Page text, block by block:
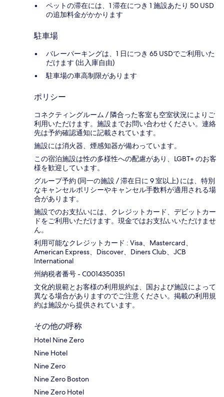
ペットの滞在には、1 滞在につき 1 施設あたり 50 USD
の追加料金がかかります
駐車場
バレーパーキングは、1 日につき 65 USDでご利用いた
だけます (出入庫自由)
駐車場の車高制限があります
ポリシー
コネクティングルーム / 隣合った客室も空室状況によりご
利用いただけます。施設までお問い合わせください。連絡
先は予約確認通知に記載されています。
施設には消火器、煙感知器が備わっています。
この宿泊施設は性の多様性への配慮があり、LGBT+ のお客
様を歓迎しています。
グループ予約 (同一の施設 / 滞在日に 9 室以上) には、特別
なキャンセルポリシーやキャンセル手数料が適用される場
合があります。
施設でのお支払いには、クレジットカード、デビットカー
ドをご利用いただけます。現金ではお支払いいただけませ
ん。
利用可能なクレジットカード : Visa、Mastercard、
American Express、Discover、Diners Club、JCB
International
州納税者番号 - C0014350351
文化的規範とお客様の利用規約は、国および施設によって
異なる場合がありますのでご注意ください。掲載の利用規
約は施設から提供されています。
その他の呼称
Hotel Nine Zero
Nine Hotel
Nine Zero
Nine Zero Boston
Nine Zero Hotel